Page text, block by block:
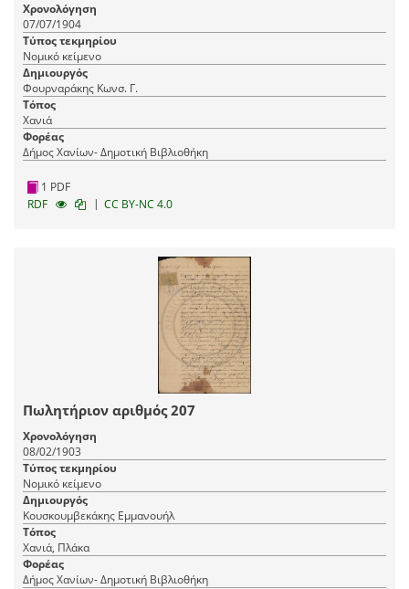
Χρονολόγηση
07/07/1904
Τύπος τεκμηρίου
Νομικό κείμενο
Δημιουργός
Φουρναράκης Κωνσ. Γ.
Τόπος
Χανιά
Φορέας
Δήμος Χανίων- Δημοτική Βιβλιοθήκη
1 PDF
RDF
| CC BY-NC 4.0
Πωλητήριον αριθμός 207
Χρονολόγηση
08/02/1903
Τύπος τεκμηρίου
Νομικό κείμενο
Δημιουργός
Κουσκουμβεκάκης Εμμανουήλ
Τόπος
Χανιά, Πλάκα
Φορέας
Δήμος Χανίων- Δημοτική Βιβλιοθήκη